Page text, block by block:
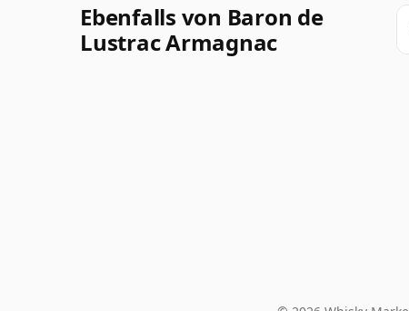
Ebenfalls von Baron de
Lustrac Armagnac